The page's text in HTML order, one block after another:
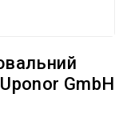
GmbH